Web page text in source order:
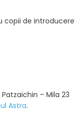
copii de introducere
– Mila 23
Astra.